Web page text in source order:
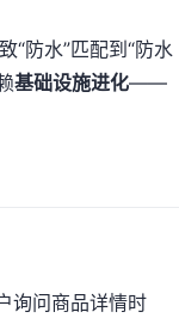
“防水”匹配到“防水
基础设施进化——
询问商品详情时